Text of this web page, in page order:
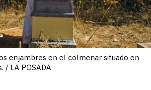
enjambres en el colmenar situado en
/ LA POSADA